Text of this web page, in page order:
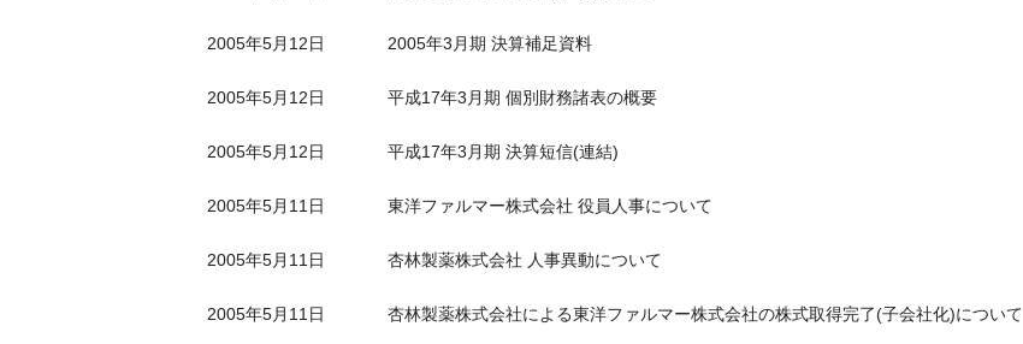
2005年5月12日 2005年3月期 決算補足資料
2005年5月12日 平成17年3月期 個別財務諸表の概要
2005年5月12日 平成17年3月期 決算短信(連結)
2005年5月11日 東洋ファルマー株式会社 役員人事について
2005年5月11日 杏林製薬株式会社 人事異動について
2005年5月11日 杏林製薬株式会社による東洋ファルマー株式会社の株式取得完了(子会社化)について